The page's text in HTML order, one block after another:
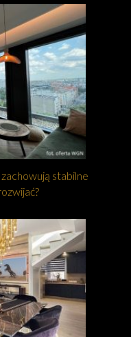
stabilne